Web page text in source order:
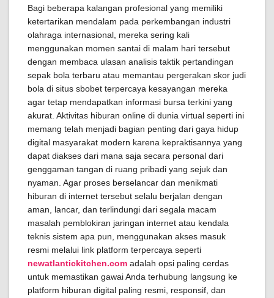
Bagi beberapa kalangan profesional yang memiliki
ketertarikan mendalam pada perkembangan industri
olahraga internasional, mereka sering kali
menggunakan momen santai di malam hari tersebut
dengan membaca ulasan analisis taktik pertandingan
sepak bola terbaru atau memantau pergerakan skor judi
bola di situs sbobet terpercaya kesayangan mereka
agar tetap mendapatkan informasi bursa terkini yang
akurat. Aktivitas hiburan online di dunia virtual seperti ini
memang telah menjadi bagian penting dari gaya hidup
digital masyarakat modern karena kepraktisannya yang
dapat diakses dari mana saja secara personal dari
genggaman tangan di ruang pribadi yang sejuk dan
nyaman. Agar proses berselancar dan menikmati
hiburan di internet tersebut selalu berjalan dengan
aman, lancar, dan terlindungi dari segala macam
masalah pemblokiran jaringan internet atau kendala
teknis sistem apa pun, menggunakan akses masuk
resmi melalui link platform terpercaya seperti
newatlantickitchen.com adalah opsi paling cerdas
untuk memastikan gawai Anda terhubung langsung ke
platform hiburan digital paling resmi, responsif, dan